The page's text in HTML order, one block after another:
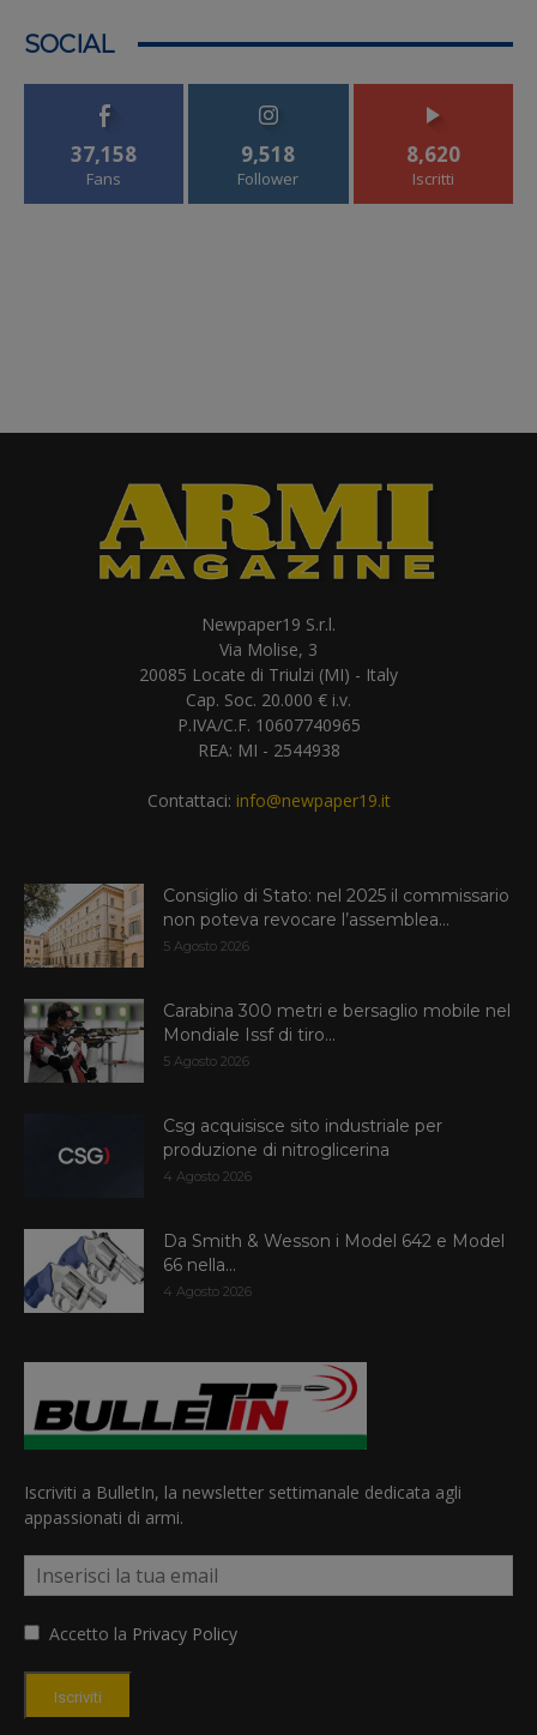
SOCIAL
37,158
Fans
9,518
Follower
8,620
Iscritti
Newpaper19 S.r.l.
Via Molise, 3
20085 Locate di Triulzi (MI) - Italy
Cap. Soc. 20.000 € i.v.
P.IVA/C.F. 10607740965
REA: MI - 2544938
Contattaci: info@newpaper19.it
Consiglio di Stato: nel 2025 il commissario
non poteva revocare l’assemblea...
5 Agosto 2026
Carabina 300 metri e bersaglio mobile nel
Mondiale Issf di tiro...
5 Agosto 2026
Csg acquisisce sito industriale per
produzione di nitroglicerina
4 Agosto 2026
Da Smith & Wesson i Model 642 e Model
66 nella...
4 Agosto 2026
Iscriviti a BulletIn, la newsletter settimanale dedicata agli
appassionati di armi.
Accetto la Privacy Policy
Iscriviti